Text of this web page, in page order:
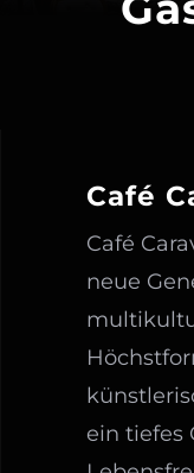
Café
Café
neue
ein tiefes